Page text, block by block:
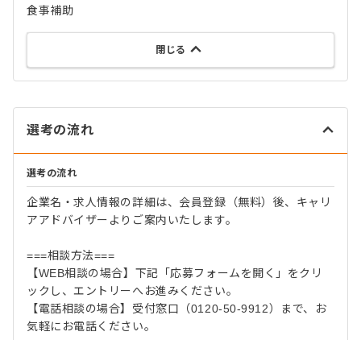
食事補助
閉じる
選考の流れ
選考の流れ
企業名・求人情報の詳細は、会員登録（無料）後、キャリ
アアドバイザーよりご案内いたします。
===相談方法===
【WEB相談の場合】下記「応募フォームを開く」をクリ
ックし、エントリーへお進みください。
【電話相談の場合】受付窓口（0120-50-9912）まで、お
気軽にお電話ください。